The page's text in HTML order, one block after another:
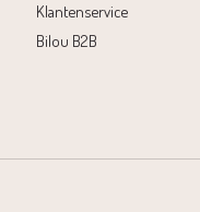
Klantenservice
Bilou B2B